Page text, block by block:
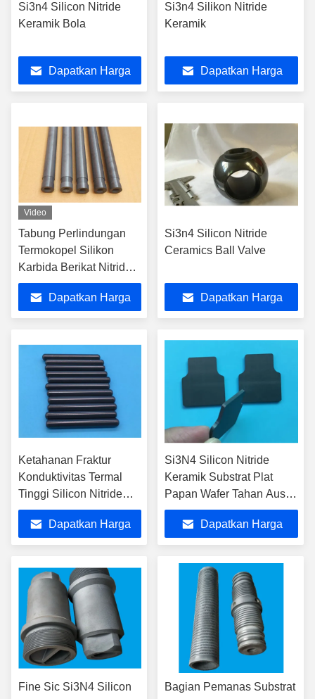
Si3n4 Silicon Nitride
Keramik Bola
Dapatkan Harga
Si3n4 Silikon Nitride
Keramik
Dapatkan Harga
Video
Tabung Perlindungan
Termokopel Silikon
Karbida Berikat Nitrida
Presisi Tinggi
Dapatkan Harga
Si3n4 Silicon Nitride
Ceramics Ball Valve
Dapatkan Harga
Ketahanan Fraktur
Konduktivitas Termal
Tinggi Silicon Nitride
Ceramics Tube Roller
Rod PipeDapatkan Harga
Si3N4 Silicon Nitride
Keramik Substrat Plat
Papan Wafer Tahan Aus
Suhu Tinggi
Dapatkan Harga
Fine Sic Si3N4 Silicon
Bagian Pemanas Substrat